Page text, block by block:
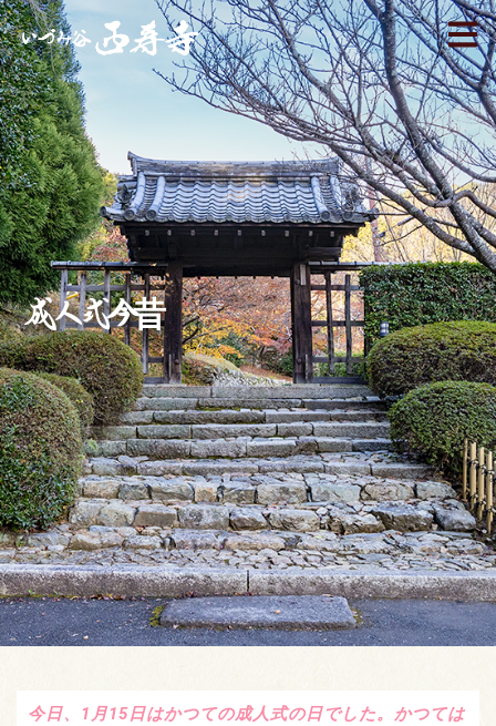
成人式今昔
今日、1月15日はかつての成人式の日でした。かつては